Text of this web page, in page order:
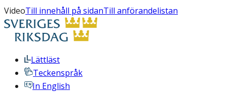
VideoTill innehåll på sidanTill anförandelistan
Lättläst
Teckenspråk
In English